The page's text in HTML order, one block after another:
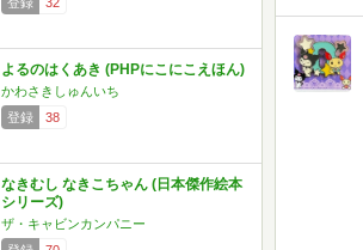
よるのはくあき (PHPにこにこえほん)
かわさきしゅんいち
登録
38
なきむし なきこちゃん (日本傑作絵本
シリーズ)
ザ・キャビンカンパニー